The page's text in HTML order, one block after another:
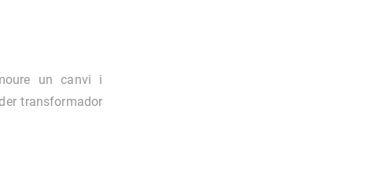
un canvi i
transformador